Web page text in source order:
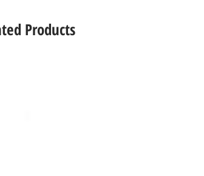
yang bisa naik dan turun.
Products